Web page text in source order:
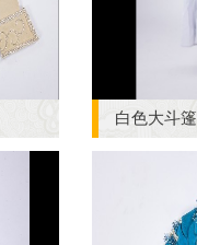
白色大斗篷